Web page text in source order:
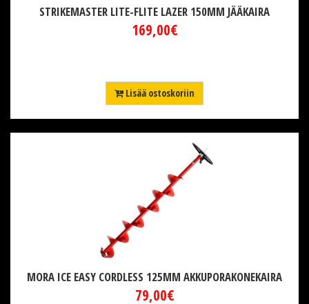
STRIKEMASTER LITE-FLITE LAZER 150MM JÄÄKAIRA
169,00€
Lisää ostoskoriin
MORA ICE EASY CORDLESS 125MM AKKUPORAKONEKAIRA
79,00€